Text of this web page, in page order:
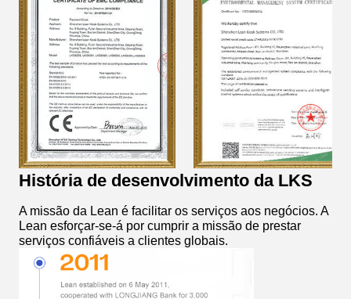
História de desenvolvimento da LKS
A missão da Lean é facilitar os serviços aos negócios. A
Lean esforçar-se-á por cumprir a missão de prestar
serviços confiáveis a clientes globais.